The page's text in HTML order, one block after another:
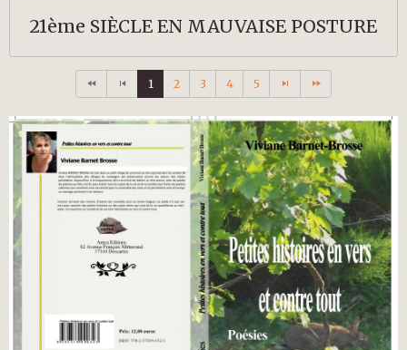
21ème SIÈCLE EN MAUVAISE POSTURE
1 2 3 4 5